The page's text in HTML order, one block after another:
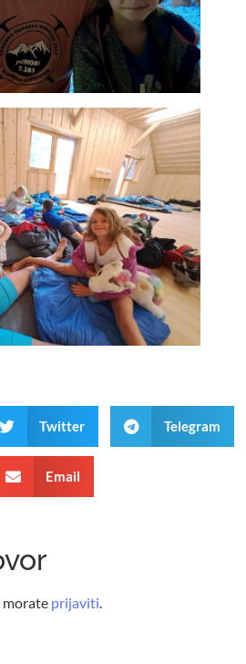
Twitter Telegram
Email
morate prijaviti